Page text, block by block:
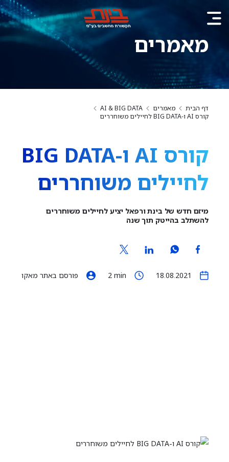
מאמרים
דף הבית מאמרים
AI & BIG DATA
קורס AI ו-BIG DATA לחיילים משוחררים
קורס AI ו-BIG DATA
לחיילים משוחררים
מיזם חדש של בינת ורפאל יציע לחיילים משוחררים
להשתלב בהייטק תוך שנה
18.08.2021
2 min פורסם באתר מאקו